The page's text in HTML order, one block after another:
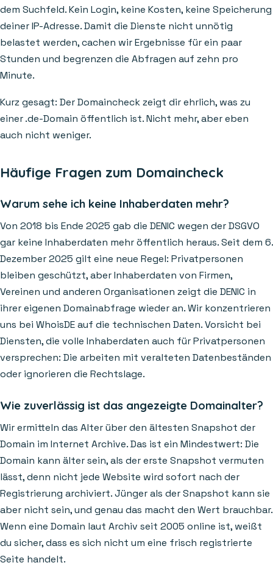
dem Suchfeld. Kein Login, keine Kosten, keine Speicherung
deiner IP-Adresse. Damit die Dienste nicht unnötig
belastet werden, cachen wir Ergebnisse für ein paar
Stunden und begrenzen die Abfragen auf zehn pro
Minute.
Kurz gesagt: Der Domaincheck zeigt dir ehrlich, was zu
einer .de-Domain öffentlich ist. Nicht mehr, aber eben
auch nicht weniger.
Häufige Fragen zum Domaincheck
Warum sehe ich keine Inhaberdaten mehr?
Von 2018 bis Ende 2025 gab die DENIC wegen der DSGVO
gar keine Inhaberdaten mehr öffentlich heraus. Seit dem 6.
Dezember 2025 gilt eine neue Regel: Privatpersonen
bleiben geschützt, aber Inhaberdaten von Firmen,
Vereinen und anderen Organisationen zeigt die DENIC in
ihrer eigenen Domainabfrage wieder an. Wir konzentrieren
uns bei WhoisDE auf die technischen Daten. Vorsicht bei
Diensten, die volle Inhaberdaten auch für Privatpersonen
versprechen: Die arbeiten mit veralteten Datenbeständen
oder ignorieren die Rechtslage.
Wie zuverlässig ist das angezeigte Domainalter?
Wir ermitteln das Alter über den ältesten Snapshot der
Domain im Internet Archive. Das ist ein Mindestwert: Die
Domain kann älter sein, als der erste Snapshot vermuten
lässt, denn nicht jede Website wird sofort nach der
Registrierung archiviert. Jünger als der Snapshot kann sie
aber nicht sein, und genau das macht den Wert brauchbar.
Wenn eine Domain laut Archiv seit 2005 online ist, weißt
du sicher, dass es sich nicht um eine frisch registrierte
Seite handelt.